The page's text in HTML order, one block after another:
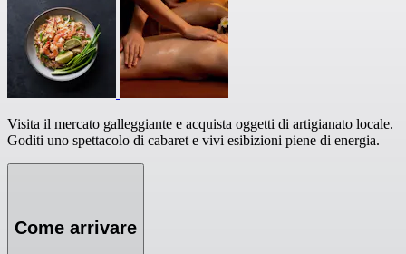
Visita il mercato galleggiante e acquista oggetti di artigianato locale.
Goditi uno spettacolo di cabaret e vivi esibizioni piene di energia.
Come arrivare